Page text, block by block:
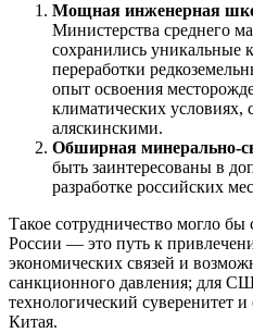
Мощная инженерная
Министерства среднего
сохранились уникальные
переработки
опыт освоения
климатических условиях,
аляскинскими.
Обширная минерально-
быть заинтересованы в
разработке российских
Такое сотрудничество могло
России — это путь к
экономических связей и
санкционного давления; для
технологический суверенитет и
Китая.